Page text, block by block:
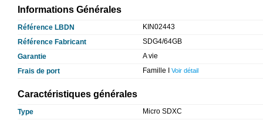
Informations Générales
Référence LBDN
KIN02443
Référence Fabricant
SDG4/64GB
Garantie
A vie
Frais de port
Famille I Voir détail
Caractéristiques générales
Type
Micro SDXC